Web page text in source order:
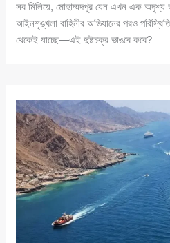
সব মিলিয়ে, মোহাম্মদপুর যেন এখন এক
আইনশৃঙ্খলা বাহিনীর অভিযানের পরও
থেকেই যাচ্ছে—এই দুষ্টচক্র ভাঙবে কবে?